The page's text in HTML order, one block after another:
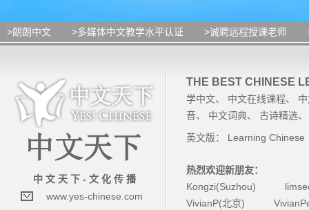
>朗朗中文 >多媒体中文教学水平认证 >诚聘远程授课老师
中 文 天 下 - 文 化 传 播
www.yes-chinese.com
THE BEST CHINESE
学中文、 中文在线课程、
音、 中文词典、 古诗精选
英文版： Learning Chinese
热烈欢迎新朋友：
Kongzi(Suzhou)
VivianP(北京)